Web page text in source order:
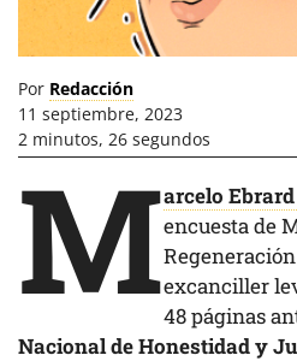
Por Redacción
11 septiembre, 2023
2 minutos, 26 segundos
Marcelo
encuesta de
excanciller
48 páginas
Nacional de Honestidad y